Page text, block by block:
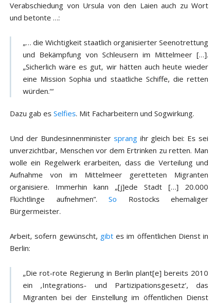
Verabschiedung von Ursula von den Laien auch zu Wort
und betonte …:
„… die Wichtigkeit staatlich organisierter Seenotrettung
und Bekämpfung von Schleusern im Mittelmeer […].
„Sicherlich wäre es gut, wir hätten auch heute wieder
eine Mission Sophia und staatliche Schiffe, die retten
würden.‘“
Dazu gab es Selfies. Mit Facharbeitern und Sogwirkung.
Und der Bundesinnenminister sprangihr gleich bei: Es sei
unverzichtbar, Menschen vor dem Ertrinken zu retten. Man
wolle ein Regelwerk erarbeiten, dass die Verteilung und
Aufnahme von im Mittelmeer geretteten Migranten
organisiere. Immerhin kann „[j]ede Stadt […] 20.000
Flüchtlinge aufnehmen”. So Rostocks ehemaliger
Bürgermeister.
Arbeit, sofern gewünscht, gibtes im öffentlichen Dienst in
Berlin:
„Die rot-rote Regierung in Berlin plant[e] bereits 2010
ein ‚Integrations- und Partizipationsgesetz‘, das
Migranten bei der Einstellung im öffentlichen Dienst